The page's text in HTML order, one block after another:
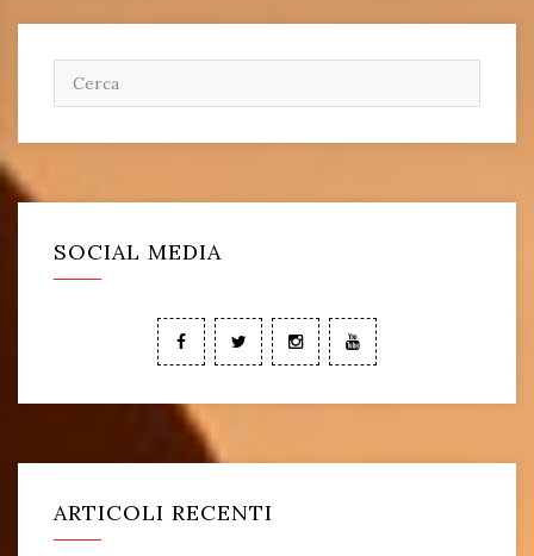
SOCIAL MEDIA
ARTICOLI RECENTI